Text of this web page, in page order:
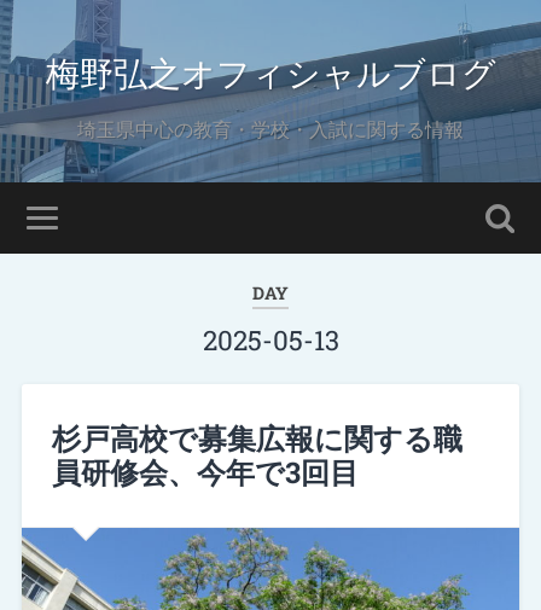
梅野弘之オフィシャルブログ
埼玉県中心の教育・学校・入試に関する情報
DAY
2025-05-13
杉戸高校で募集広報に関する職
員研修会、今年で3回目